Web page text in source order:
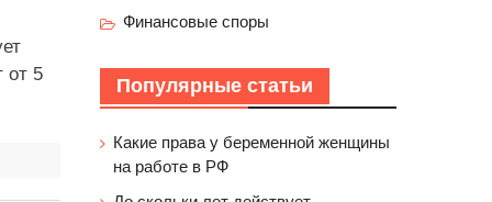
от 5
Финансовые споры
Популярные статьи
Какие права у беременной женщины
на работе в РФ